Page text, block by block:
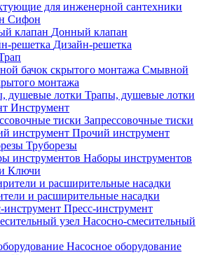
для инженерной сантехники
Сифон
Донный клапан
Дизайн-решетка
Смывной
монтажа
Трапы, душевые лотки
Инструмент
Запрессовочные тиски
Прочий инструмент
Труборезы
Наборы инструментов
Ключи
и расширительные насадки
Пресс-инструмент
Насосно-смесительный
Насосное оборудование